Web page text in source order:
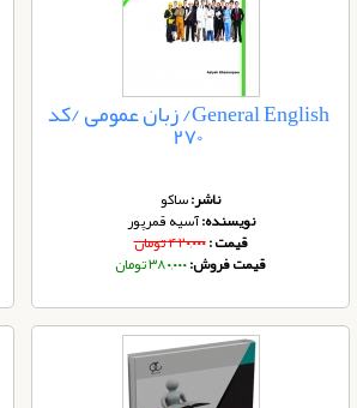
General English/ زبان عمومی /کد
270
ناشر:ساکو
نویسنده:آسیه قمرپور
قیمت :۴۲۰,۰۰۰ تومان
قیمت فروش:۳۸۰,۰۰۰ تومان